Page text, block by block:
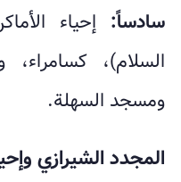
سادساً: إحياء
السلام)،
ومسجد السهلة.
المجدد الشيرازي